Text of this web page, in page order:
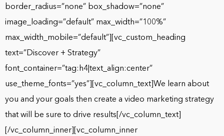
border_radius=”none” box_shadow=”none”
image_loading=”default” max_width=”100%”
max_width_mobile=”default”][vc_custom_heading
text=”Discover + Strategy”
font_container=”tag:h4|text_align:center”
use_theme_fonts=”yes”][vc_column_text]We learn about
you and your goals then create a video marketing strategy
that will be sure to drive results[/vc_column_text]
[/vc_column_inner][vc_column_inner